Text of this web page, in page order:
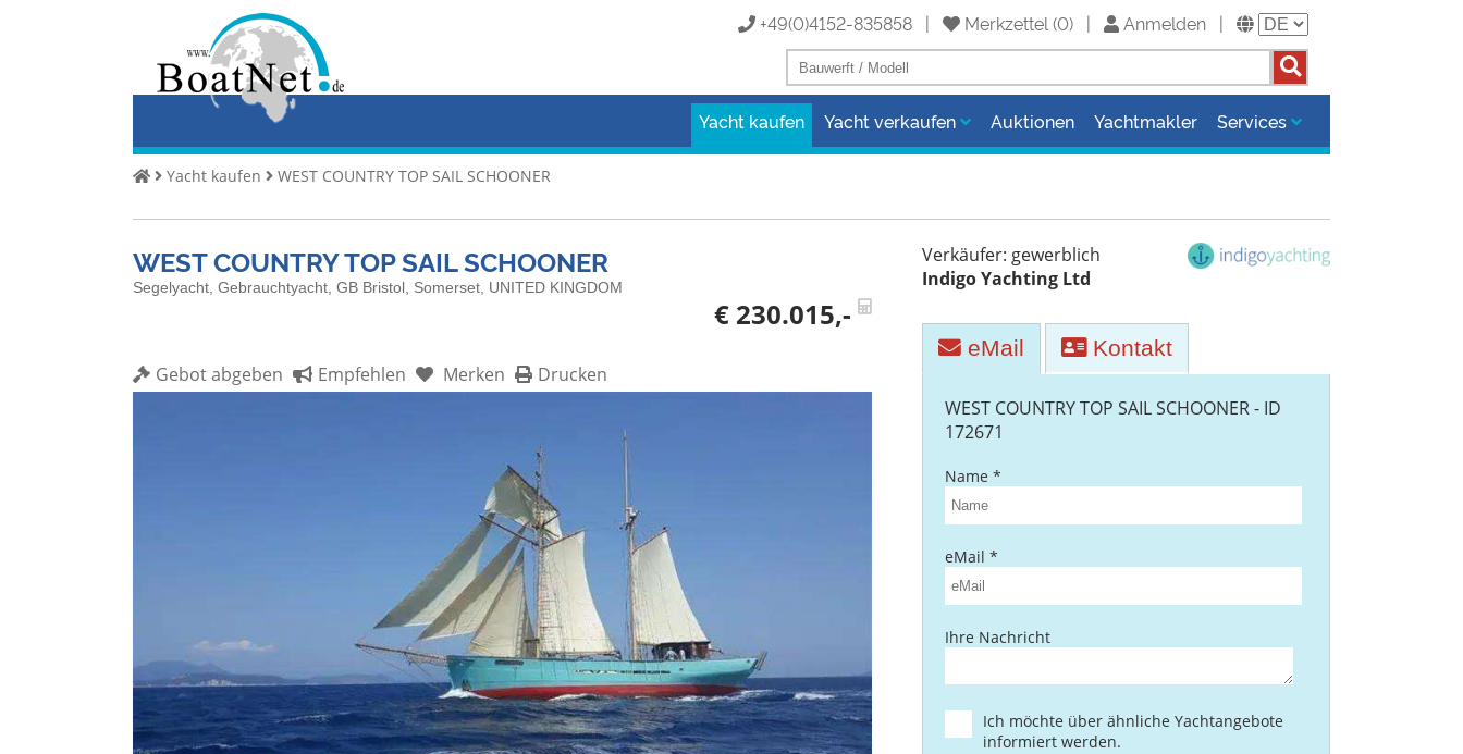
Verkäufer
Private
Auktionen
Messekalender
Sachverständige
Segel-
+49(0)4152-835858 | Merkzettel (0) | Anmelden |
Yacht kaufen Yacht verkaufen Auktionen Yachtmakler Services
Yacht kaufen WEST COUNTRY TOP SAIL SCHOONER
WEST COUNTRY TOP SAIL SCHOONER
Segelyacht, Gebrauchtyacht, GB Bristol, Somerset, UNITED KINGDOM
€ 230.015,-
Gebot abgeben Empfehlen Merken Drucken
Verkäufer: gewerblich
Indigo Yachting Ltd
eMail Kontakt
WEST COUNTRY TOP SAIL SCHOONER - ID
172671
Name *
eMail *
Ihre Nachricht
Ich möchte über ähnliche Yachtangebote
informiert werden.